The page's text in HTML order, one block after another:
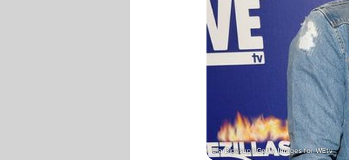
Dia Dipasupil/Getty Images for WEtv